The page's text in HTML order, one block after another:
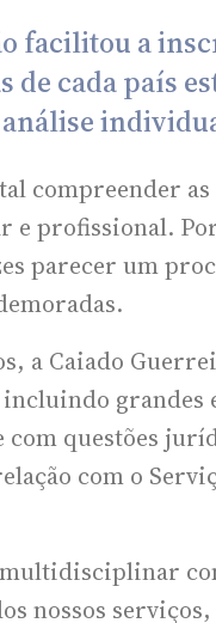
facilitou a
de cada país
compreender
e profissional.
parecer um
a Caiado
grandes
questões
com o
nossos